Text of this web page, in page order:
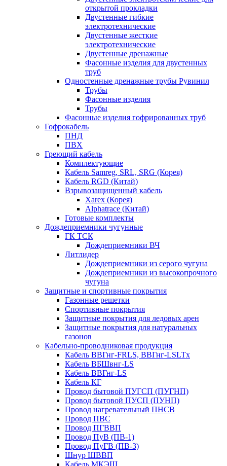
открытой прокладки
Двустенные гибкие
электротехнические
Двустенные жесткие
электротехнические
Двустенные дренажные
Фасонные изделия для двустенных
труб
Одностенные дренажные трубы Рувинил
Трубы
Фасонные изделия
Трубы
Фасонные изделия гофрированных труб
Гофрокабель
ПНД
ПВХ
Греющий кабель
Комплектующие
Кабель Samreg, SRL, SRG (Корея)
Кабель RGD (Китай)
Взрывозащищенный кабель
Xarex (Корея)
Alphatrace (Китай)
Готовые комплекты
Дождеприемники чугунные
ГК ТСК
Дождеприемники ВЧ
Литлидер
Дождеприемники из серого чугуна
Дождеприемники из высокопрочного
чугуна
Защитные и спортивные покрытия
Газонные решетки
Спортивные покрытия
Защитные покрытия для ледовых арен
Защитные покрытия для натуральных
газонов
Кабельно-проводниковая продукция
Кабель ВВГнг-FRLS, ВВГнг-LSLTx
Кабель ВБШвнг-LS
Кабель ВВГнг-LS
Кабель КГ
Провод бытовой ПУГСП (ПУГНП)
Провод бытовой ПУСП (ПУНП)
Провод нагревательный ПНСВ
Провод ПВС
Провод ПГВВП
Провод ПуВ (ПВ-1)
Провод ПуГВ (ПВ-3)
Шнур ШВВП
Кабель МКЭШ